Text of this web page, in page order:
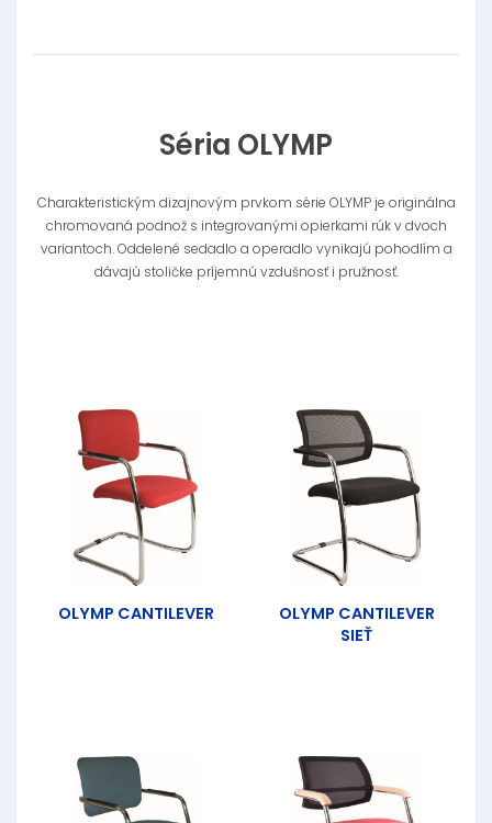
Séria OLYMP
Charakteristickým dizajnovým prvkom série OLYMP je originálna
chromovaná podnož s integrovanými opierkami rúk v dvoch
variantoch. Oddelené sedadlo a operadlo vynikajú pohodlím a
dávajú stoličke príjemnú vzdušnosť i pružnosť.
OLYMP CANTILEVER
OLYMP CANTILEVER
SIEŤ